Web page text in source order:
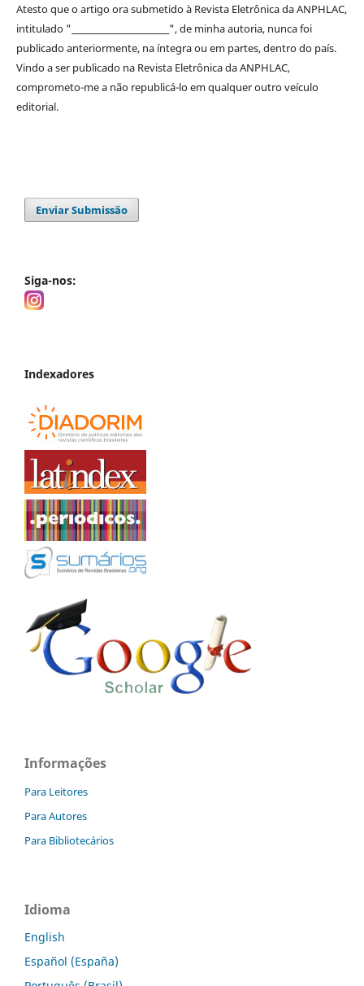
Atesto que o artigo ora submetido à Revista Eletrônica da ANPHLAC,
intitulado "________________________", de minha autoria, nunca foi
publicado anteriormente, na íntegra ou em partes, dentrodo país.
Vindo a ser publicado na Revista Eletrônica da ANPHLAC,
comprometo-me a não republicá-lo em qualquer outro veículo
editorial.
Enviar Submissão
Siga-nos:
Indexadores
Informações
Para Leitores
Para Autores
Para Bibliotecários
Idioma
English
Español (España)